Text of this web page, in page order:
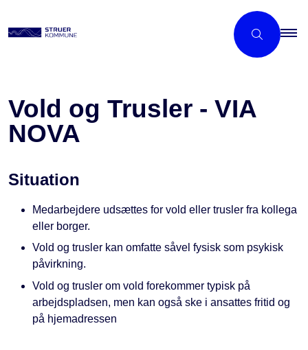
Vold og Trusler - VIA
NOVA
Situation
Medarbejdere udsættes for vold eller trusler fra kollega
eller borger.
Vold og trusler kan omfatte såvel fysisk som psykisk
påvirkning.
Vold og trusler om vold forekommer typisk på
arbejdspladsen, men kan også ske i ansattes fritid og
på hjemadressen